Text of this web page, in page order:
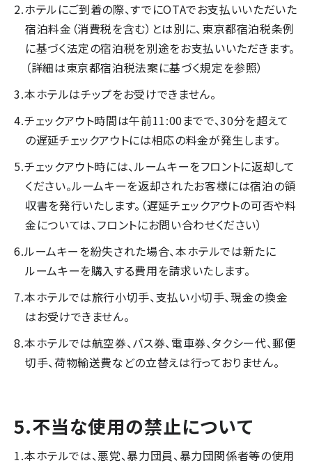
ホテルにご到着の際、すでにOTAでお支払いいただいた
宿泊料金（消費税を含む）とは別に、東京都宿泊税条例
に基づく法定の宿泊税を別途をお支払いいただきます。
（詳細は東京都宿泊税法案に基づく規定を参照）
本ホテルはチップをお受けできません。
チェックアウト時間は午前11:00までで、30分を超えて
の遅延チェックアウトには相応の料金が発生します。
チェックアウト時には、ルームキーをフロントに返却して
ください。ルームキーを返却されたお客様には宿泊の領
収書を発行いたします。（遅延チェックアウトの可否や料
金については、フロントにお問い合わせください）
ルームキーを紛失された場合、本ホテルでは新たに
ルームキーを購入する費用を請求いたします。
本ホテルでは旅行小切手、支払い小切手、現金の換金
はお受けできません。
本ホテルでは航空券、バス券、電車券、タクシー代、郵便
切手、荷物輸送費などの立替えは行っておりません。
5.不当な使用の禁止について
本ホテルでは、悪党、暴力団員、暴力団関係者等の使用